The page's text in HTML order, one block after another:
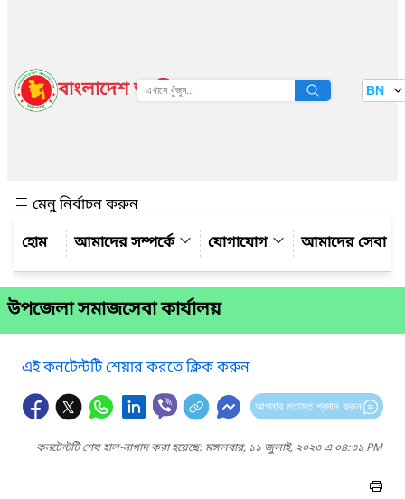
বাংলাদেশ জাতীয় তথ্য বাতায়ন BN
মেনু নির্বাচন করুন
আমাদের সম্পর্কে
যোগাযোগ আমাদের সেবা
উপজেলা সমাজসেবা কার্যালয়
এই কনটেন্টটি শেয়ার করতে ক্লিক করুন
আপনার মতামত প্রদান করুন
কনটেন্টটি শেষ হাল-নাগাদ করা হয়েছে: মঙ্গলবার, ১১ জুলাই, ২০২৩ এ ০৪:৩১ PM